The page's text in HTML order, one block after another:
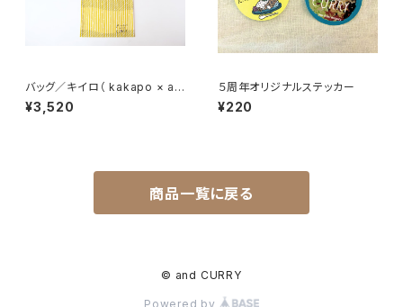
バッグ／キイロ（ kakapo × an
d CURRY）
¥3,520
５周年オリジナルステッカー
¥220
商品一覧に戻る
© and CURRY
Powered by